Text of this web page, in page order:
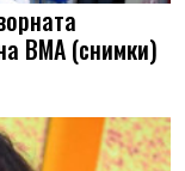
ВМА (снимки)